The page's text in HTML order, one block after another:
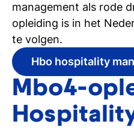
management als rode
opleiding is in het
te volgen.
Hbo hospitality
Mbo4-